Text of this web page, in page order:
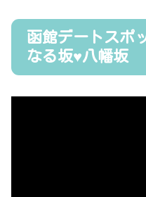
函館デートスポ
なる坂♥八幡坂